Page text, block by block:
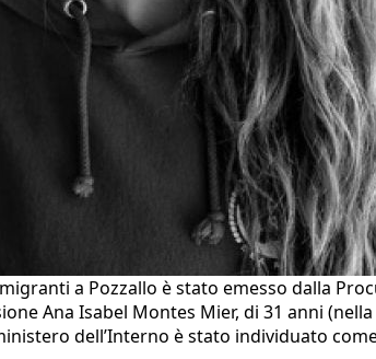
a Pozzallo è stato emesso dalla
Ana Isabel Montes Mier, di 31 anni
dell’Interno è stato individuato